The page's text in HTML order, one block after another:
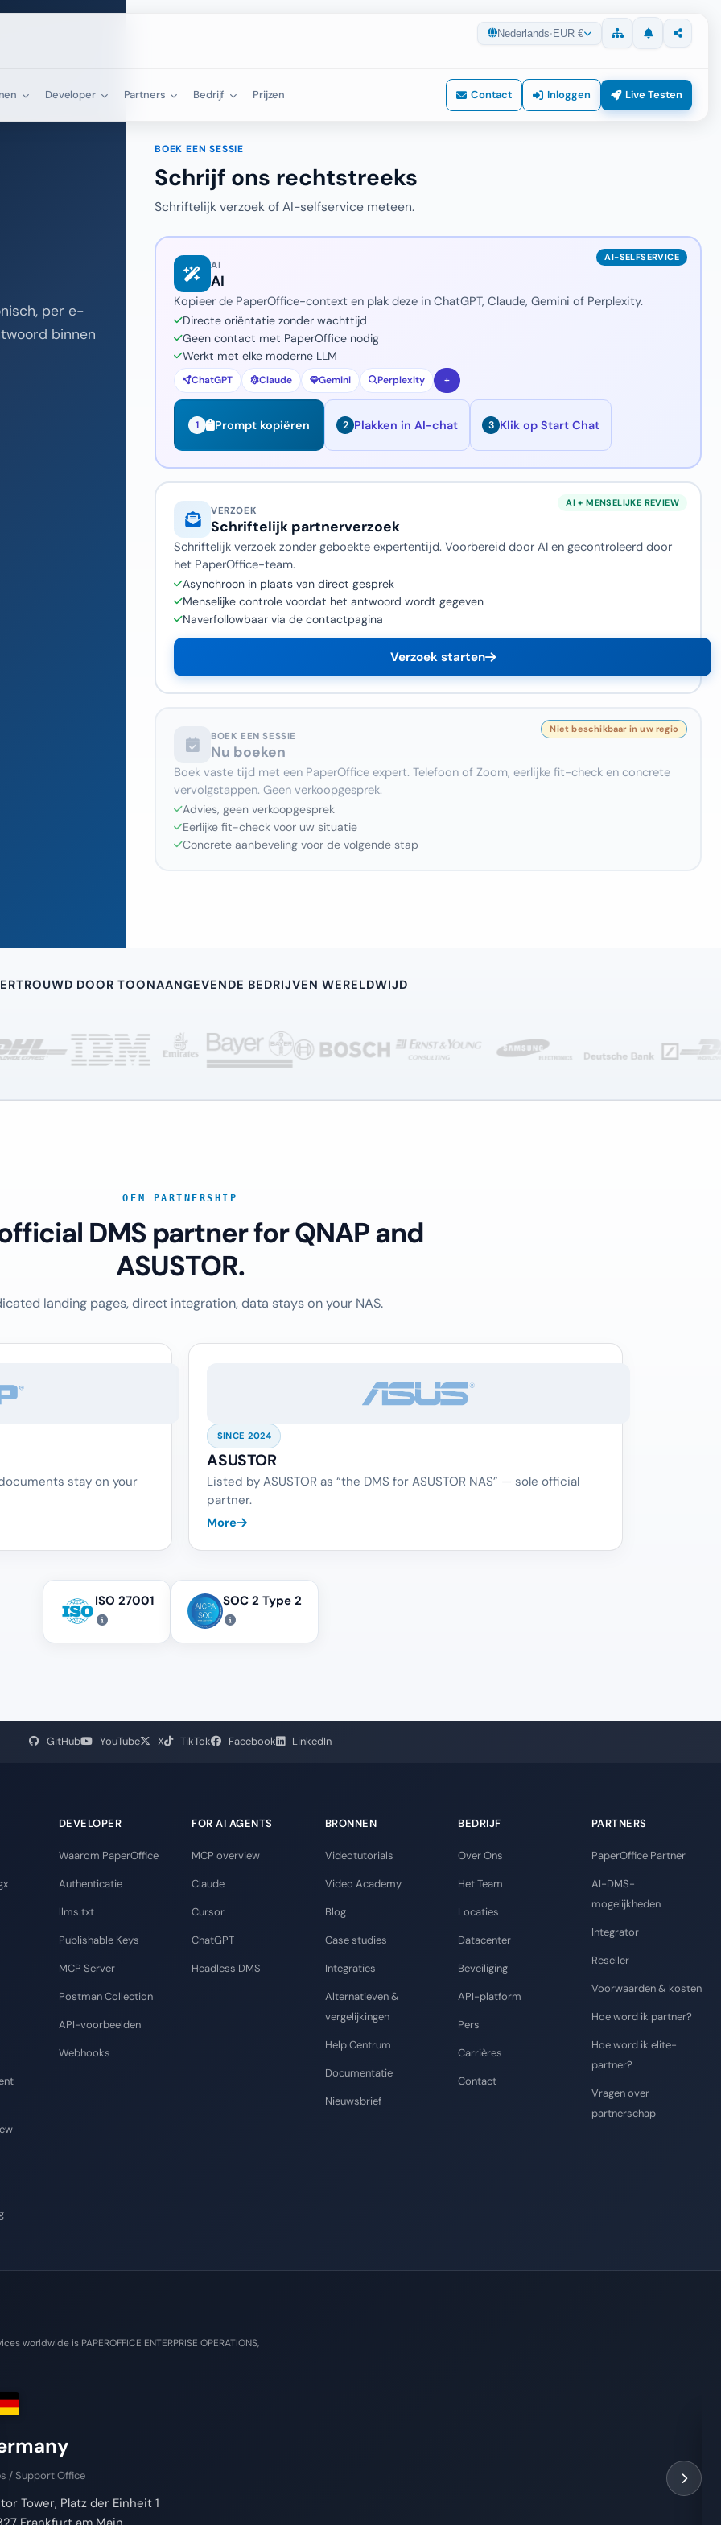
Nederlands·EUR € SitemapUpdatesDelen
Developer Partners Bedrijf Prijzen Contact Inloggen Live Testen
per e-
binnen
BOEK EEN SESSIE
Schrijf ons rechtstreeks
Schriftelijk verzoek of AI-selfservice meteen.
AI
AI
Kopieer de PaperOffice-context en plak deze in ChatGPT, Claude, Gemini of Perplexity.
Directe oriëntatie zonder wachttijd
Geen contact met PaperOffice nodig
Werkt met elke moderne LLM
ChatGPT Claude Gemini Perplexity +
1 Prompt kopiëren 2 Plakken in AI-chat 3 Klik op Start Chat
VERZOEK
Schriftelijk partnerverzoek
Schriftelijk verzoek zonder geboekte expertentijd. Voorbereid door AI en gecontroleerd door
het PaperOffice-team.
Asynchroon in plaats van direct gesprek
Menselijke controle voordat het antwoord wordt gegeven
Naverfollowbaar via de contactpagina
Verzoek starten
BOEK EEN SESSIE
Nu boeken
Boek vaste tijd met een PaperOffice expert. Telefoon of Zoom, eerlijke fit-check en concrete
vervolgstappen. Geen verkoopgesprek.
Advies, geen verkoopgesprek
Eerlijke fit-check voor uw situatie
Concrete aanbeveling voor de volgende stap
DOOR TOONAANGEVENDE BEDRIJVEN WERELDWIJD
OEM PARTNERSHIP
DMS partner for QNAP and
ASUSTOR.
landing pages, direct integration, data stays on your NAS.
stay on your
SINCE 2024
ASUSTOR
Listed by ASUSTOR as “the DMS for ASUSTOR NAS” — sole official
partner.
More
ISO 27001 SOC 2 Type 2
GitHub YouTube X TikTok Facebook LinkedIn
DEVELOPER
Waarom PaperOffice
Authenticatie
llms.txt
Publishable Keys
MCP Server
Postman Collection
API-voorbeelden
Webhooks
FOR AI AGENTS
MCP overview
Claude
Cursor
ChatGPT
Headless DMS
BRONNEN
Videotutorials
Video Academy
Blog
Case studies
Integraties
Alternatieven &
vergelijkingen
Help Centrum
Documentatie
Nieuwsbrief
BEDRIJF
Over Ons
Het Team
Locaties
Datacenter
Beveiliging
API-platform
Pers
Carrières
Contact
PARTNERS
PaperOffice Partner
AI-DMS-
mogelijkheden
Integrator
Reseller
Voorwaarden & kosten
Hoe word ik partner?
Hoe word ik elite-
partner?
Vragen over
partnerschap
is PAPEROFFICE ENTERPRISE OPERATIONS,
/ Support Office
Tower, Platz der Einheit 1